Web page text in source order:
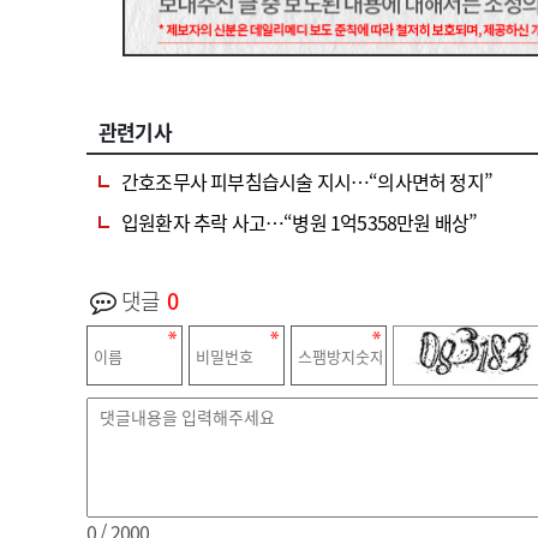
관련기사
간호조무사 피부침습시술 지시…“의사면허 정지”
입원환자 추락 사고…“병원 1억5358만원 배상”
댓글 0